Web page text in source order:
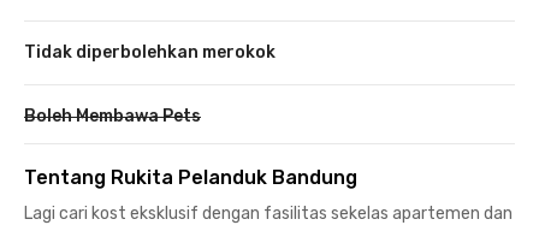
Tidak diperbolehkan merokok
Boleh Membawa Pets
Tentang Rukita Pelanduk Bandung
Lagi cari kost eksklusif dengan fasilitas sekelas apartemen dan